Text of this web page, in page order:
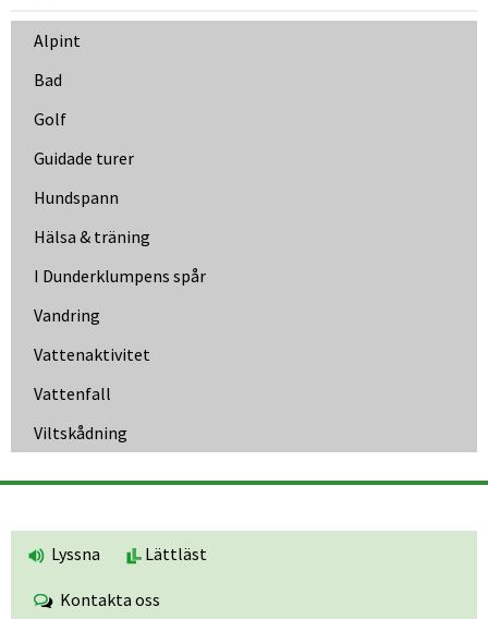
Alpint
Bad
Golf
Guidade turer
Hundspann
Hälsa & träning
I Dunder­klumpens spår
Vandring
Vattenaktivitet
Vattenfall
Viltskådning
Lyssna Lättläst
Kontakta oss